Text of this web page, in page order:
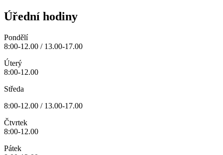
Úřední hodiny
Pondělí
8:00-12.00 / 13.00-17.00
Úterý
8:00-12.00
Středa
8:00-12.00 / 13.00-17.00
Čtvrtek
8:00-12.00
Pátek